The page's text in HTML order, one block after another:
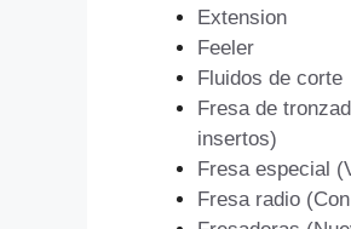
Extension
Feeler
Fluidos de corte
Fresa de
insertos)
Fresa especial
Fresa radio